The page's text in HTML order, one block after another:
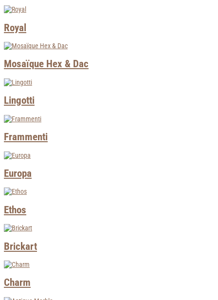
Royal
Mosaïque Hex & Dac
Lingotti
Frammenti
Europa
Ethos
Brickart
Charm